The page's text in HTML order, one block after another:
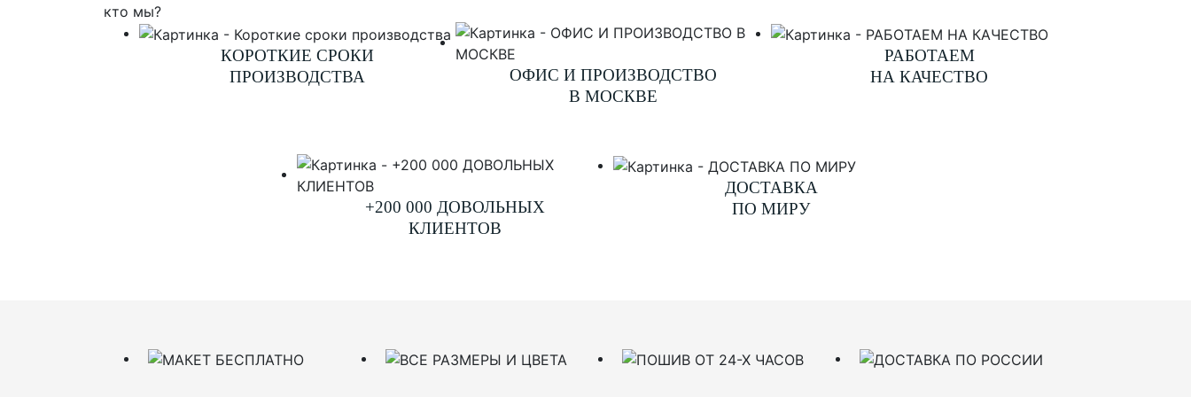
кто мы?
КОРОТКИЕ СРОКИ
ПРОИЗВОДСТВА
ОФИС И ПРОИЗВОДСТВО
В МОСКВЕ
РАБОТАЕМ
НА КАЧЕСТВО
+200 000 ДОВОЛЬНЫХ
КЛИЕНТОВ
ДОСТАВКА
ПО МИРУ